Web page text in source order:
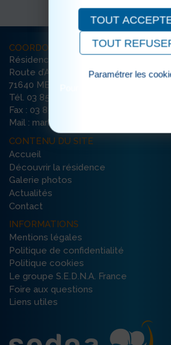
COORDONNÉES
Résidence Notre-Dame-de-Marloux
Route d’Autun
71640 MELLECEY
Tél. 03 85 98 94 74
Fax : 03 85 45 10 60
Mail : marloux-mellecey@ehpad-
CONTENU DU SITE
Accueil
Découvrir la résidence
Galerie photos
Actualités
Contact
INFORMATIONS
Mentions légales
Politique de confidentialité
Politique cookies
Le groupe S.E.D.N.A. France
Foire aux questions
Liens utiles
TOUT
TOUT
Paramétrer les